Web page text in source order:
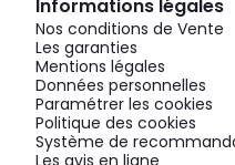
Informations légales
Nos conditions de Vente
Les garanties
Mentions légales
Données personnelles
Paramétrer les cookies
Politique des cookies
Système de